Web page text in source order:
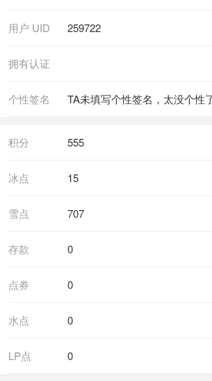
用户 UID 259722
拥有认证
个性签名 TA未填写个性签名，太没个性
积分 555
冰点 15
雪点 707
存款 0
点券 0
水点 0
LP点 0